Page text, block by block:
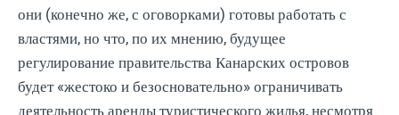
они (конечно же, с оговорками) готовы работать с
властями, но что, по их мнению, будущее
регулирование правительства Канарских островов
будет «жестоко и безосновательно» ограничивать
деятельность аренды туристического жилья, несмотря